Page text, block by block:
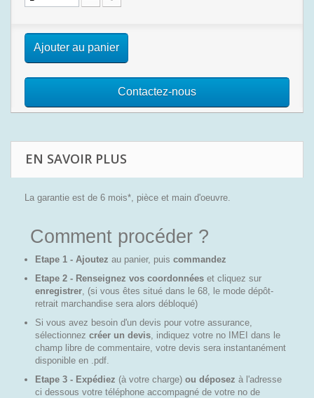
Ajouter au panier
Contactez-nous
EN SAVOIR PLUS
La garantie est de 6 mois*, pièce et main d'oeuvre.
Comment procéder ?
Etape 1 - Ajoutez au panier, puis commandez
Etape 2 - Renseignez vos coordonnées et cliquez sur
enregistrer , (si vous êtes situé dans le 68, le mode dépôt-
retrait marchandise sera alors débloqué)
Si vous avez besoin d'un devis pour votre assurance,
sélectionnez créer un devis , indiquez votre no IMEI dans le
champ libre de commentaire, votre devis sera instantanément
disponible en .pdf.
Etape 3 - Expédiez (à votre charge) ou déposez à l'adresse
ci dessous votre téléphone accompagné de votre no de